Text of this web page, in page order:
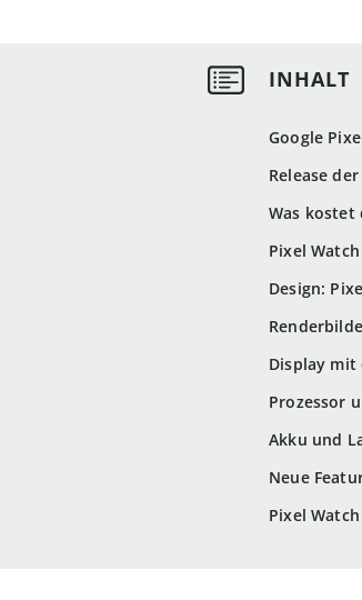
Google
Release
Was kostet
Pixel
Design:
Display
Prozessor
Akku und
Neue
Pixel